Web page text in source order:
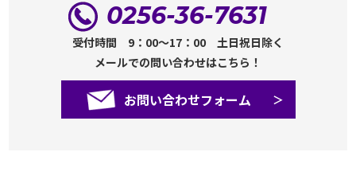
0256-36-7631
受付時間 9：00～17：00 土日祝日除く
メールでの問い合わせはこちら！
お問い合わせフォーム